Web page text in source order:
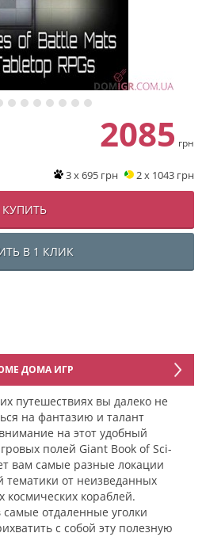
2085 грн
3 x 695 грн 2 x 1043 грн
КУПИТЬ
В 1 КЛИК
ДОМА ИГР
путешествиях вы далеко не
на фантазию и талант
на этот удобный
полей Giant Book of Sci-
вам самые разные локации
тематики от неизведанных
кораблей.
самые отдаленные уголки
с собой эту полезную